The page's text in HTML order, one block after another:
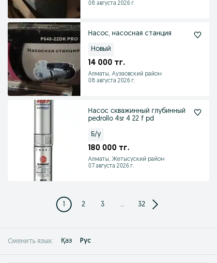
08 августа 2026 г.
Насос, насосная станция
Новый
14 000 тг.
Алматы, Ауэзовский район
08 августа 2026 г.
Насос скважинный глубинный
pedrollo 4sr 4 22 f pd
Б/у
180 000 тг.
Алматы, Жетысуский район
07 августа 2026 г.
1 2 3 ... 32
Сменить язык: Қаз Рус